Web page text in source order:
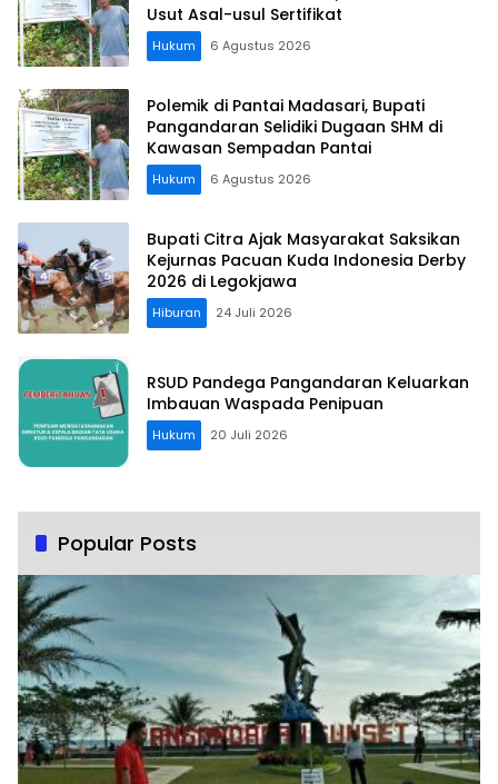
Usut Asal-usul Sertifikat
Hukum 6 Agustus 2026
Polemik di Pantai Madasari, Bupati
Pangandaran Selidiki Dugaan SHM di
Kawasan Sempadan Pantai
Hukum 6 Agustus 2026
Bupati Citra Ajak Masyarakat Saksikan
Kejurnas Pacuan Kuda Indonesia Derby
2026 di Legokjawa
Hiburan 24 Juli 2026
RSUD Pandega Pangandaran Keluarkan
Imbauan Waspada Penipuan
Hukum 20 Juli 2026
Popular Posts